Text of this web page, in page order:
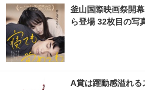
e.net
釜山国際映画祭開
ら登場 32枚目の
A賞は躍動感溢れる